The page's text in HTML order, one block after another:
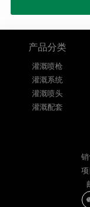
产品分类
灌溉喷枪
灌溉系统
灌溉喷头
灌溉配套